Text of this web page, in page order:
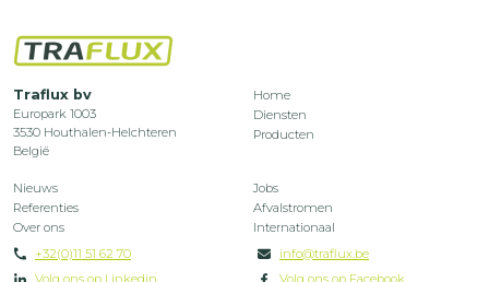
Traflux bv
Europark 1003
3530 Houthalen-Helchteren
België
Footer
menu
middle
left
Home
Diensten
Producten
Footer
menu
middle
Nieuws
Referenties
Over ons
Footer
menu
right
Jobs
Afvalstromen
Internationaal
+32(0)11 51 62 70
info@traflux.be